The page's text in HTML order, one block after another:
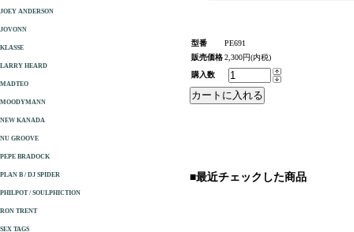
型番
PE691
販売価格2,300円(内税)
購入数
■最近チェックした商品
JOEY ANDERSON
JOVONN
KLASSE
LARRY HEARD
MADTEO
MOODYMANN
NEW KANADA
NU GROOVE
PEPE BRADOCK
PLAN B / DJ SPIDER
PHILPOT / SOULPHICTION
RON TRENT
SEX TAGS